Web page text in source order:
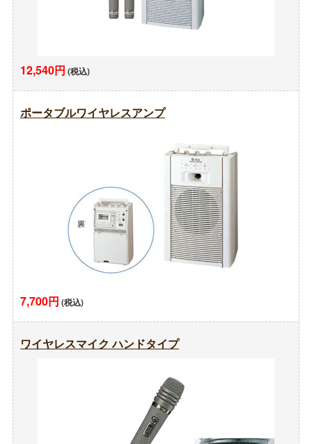
12,540円 (税込)
ポータブルワイヤレスアンプ
7,700円 (税込)
ワイヤレスマイク ハンドタイプ